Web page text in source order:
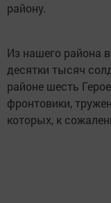
району.
Из нашего района
десятки тысяч
районе шесть
фронтовики,
которых, к